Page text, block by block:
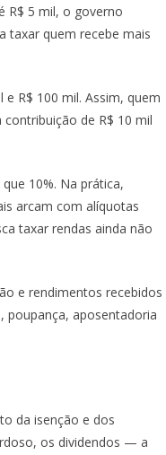
R$ 5 mil, o governo
taxar quem recebe mais
R$ 100 mil. Assim, quem
de R$ 10 mil
10%. Na prática,
arcam com alíquotas
taxar rendas ainda não
e rendimentos recebidos
poupança, aposentadoria
da isenção e dos
os dividendos — a